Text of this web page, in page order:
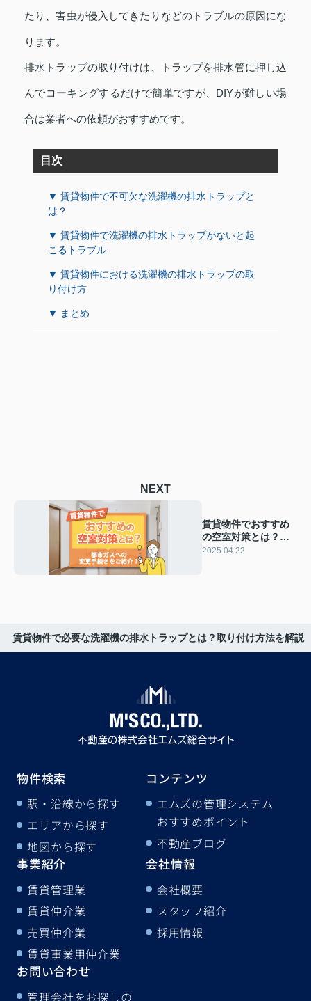
たり、害虫が侵入してきたりなどのトラブルの原因にな
ります。
排水トラップの取り付けは、トラップを排水管に押し込
んでコーキングするだけで簡単ですが、DIYが難しい場
合は業者への依頼がおすすめです。
目次
▼ 賃貸物件で不可欠な洗濯機の排水トラップと
は？
▼ 賃貸物件で洗濯機の排水トラップがないと起
こるトラブル
▼ 賃貸物件における洗濯機の排水トラップの取
り付け方
▼ まとめ
NEXT
賃貸物件でおすすめ
の空室対策とは？都
市ガスへの変更手続
2025.04.22
賃貸物件で必要な洗濯機の排水トラップとは？取り付け方法を解説
物件検索
駅・沿線から探す
エリアから探す
地図から探す
コンテンツ
エムズの管理システム
おすすめポイント
不動産ブログ
事業紹介
賃貸管理業
賃貸仲介業
売買仲介業
賃貸事業用仲介業
会社情報
会社概要
スタッフ紹介
採用情報
お問い合わせ
管理会社をお探しの